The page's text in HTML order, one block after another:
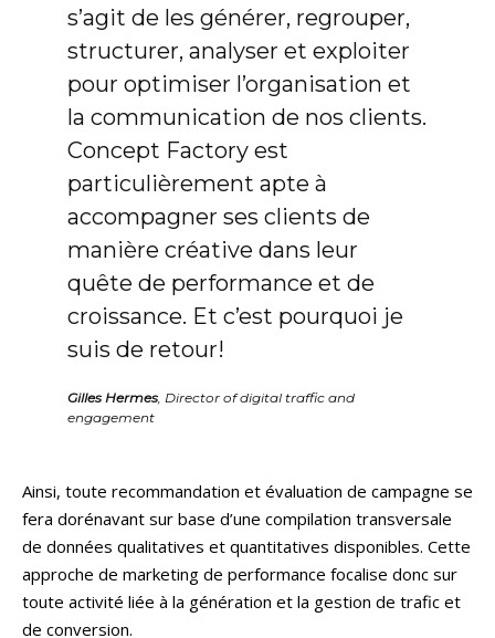
s’agit de les générer, regrouper,
structurer, analyser et exploiter
pour optimiser l’organisation et
la communication de nos clients.
Concept Factory est
particulièrement apte à
accompagner ses clients de
manière créative dans leur
quête de performance et de
croissance. Et c’est pourquoi je
suis de retour!
Gilles Hermes, Director of digital traffic and
engagement
Ainsi, toute recommandation et évaluation de campagne se
fera dorénavant sur base d’une compilation transversale
de données qualitatives et quantitatives disponibles. Cette
approche de marketing de performance focalise donc sur
toute activité liée à la génération et la gestion de trafic et
de conversion.